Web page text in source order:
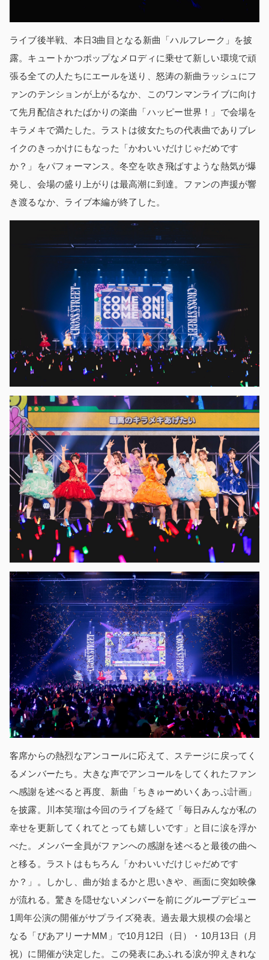
ライブ後半戦、本日3曲目となる新曲「ハルフレーク」を披
露。キュートかつポップなメロディに乗せて新しい環境で頑
張る全ての人たちにエールを送り、怒涛の新曲ラッシュにフ
ァンのテンションが上がるなか、このワンマンライブに向け
て先月配信されたばかりの楽曲「ハッピー世界！」で会場を
キラメキで満たした。ラストは彼女たちの代表曲でありブレ
イクのきっかけにもなった「かわいいだけじゃだめです
か？」をパフォーマンス。冬空を吹き飛ばすような熱気が爆
発し、会場の盛り上がりは最高潮に到達。ファンの声援が響
き渡るなか、ライブ本編が終了した。
客席からの熱烈なアンコールに応えて、ステージに戻ってく
るメンバーたち。大きな声でアンコールをしてくれたファン
へ感謝を述べると再度、新曲「ちきゅーめいくあっぷ計画」
を披露。川本笑瑠は今回のライブを経て「毎日みんなが私の
幸せを更新してくれてとっても嬉しいです」と目に涙を浮か
べた。メンバー全員がファンへの感謝を述べると最後の曲へ
と移る。ラストはもちろん「かわいいだけじゃだめです
か？」。しかし、曲が始まるかと思いきや、画面に突如映像
が流れる。驚きを隠せないメンバーを前にグループデビュー
1周年公演の開催がサプライズ発表。過去最大規模の会場と
なる「ぴあアリーナMM」で10月12日（日）・10月13日（月
祝）に開催が決定した。この発表にあふれる涙が抑えきれな